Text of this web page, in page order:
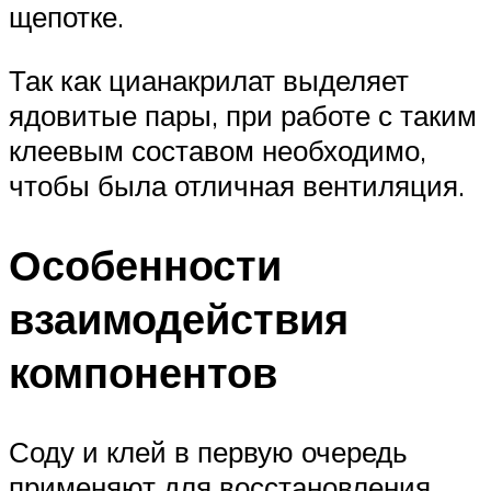
щепотке.
Так как цианакрилат выделяет
ядовитые пары, при работе с таким
клеевым составом необходимо,
чтобы была отличная вентиляция.
Особенности
взаимодействия
компонентов
Соду и клей в первую очередь